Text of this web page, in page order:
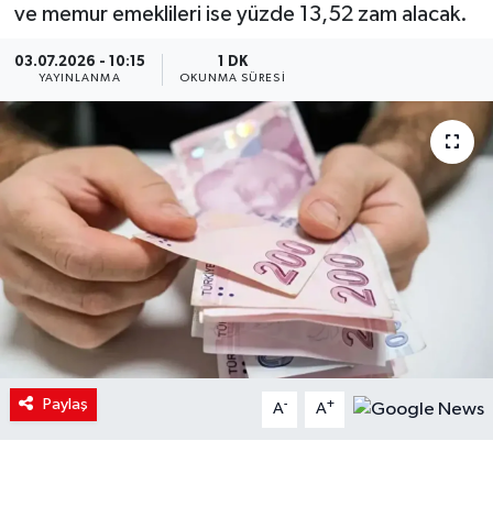
ve memur emeklileri ise yüzde 13,52 zam alacak.
03.07.2026 - 10:15
YAYINLANMA
1 DK
OKUNMA SÜRESI
Paylaş A- A+